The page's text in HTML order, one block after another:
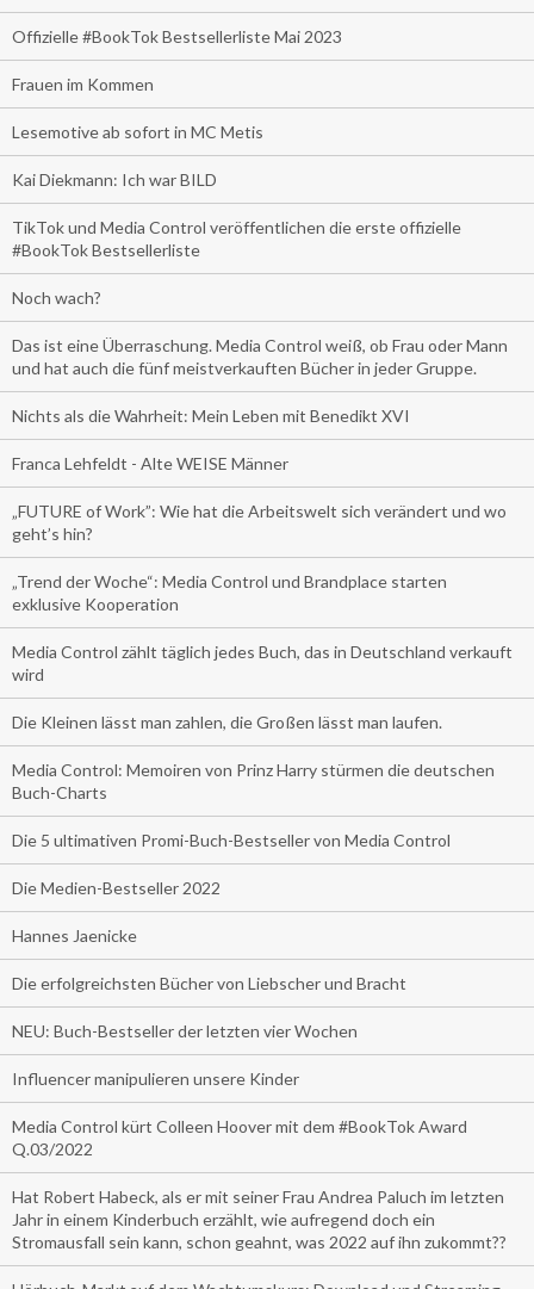
Offizielle #BookTok Bestsellerliste Mai 2023
Frauen im Kommen
Lesemotive ab sofort in MC Metis
Kai Diekmann: Ich war BILD
TikTok und Media Control veröffentlichen die erste offizielle
#BookTok Bestsellerliste
Noch wach?
Das ist eine Überraschung. Media Control weiß, ob Frau oder Mann
und hat auch die fünf meistverkauften Bücher in jeder Gruppe.
Nichts als die Wahrheit: Mein Leben mit Benedikt XVI
Franca Lehfeldt - Alte WEISE Männer
„FUTURE of Work”: Wie hat die Arbeitswelt sich verändert und wo
geht’s hin?
„Trend der Woche“: Media Control und Brandplace starten
exklusive Kooperation
Media Control zählt täglich jedes Buch, das in Deutschland verkauft
wird
Die Kleinen lässt man zahlen, die Großen lässt man laufen.
Media Control: Memoiren von Prinz Harry stürmen die deutschen
Buch-Charts
Die 5 ultimativen Promi-Buch-Bestseller von Media Control
Die Medien-Bestseller 2022
Hannes Jaenicke
Die erfolgreichsten Bücher von Liebscher und Bracht
NEU: Buch-Bestseller der letzten vier Wochen
Influencer manipulieren unsere Kinder
Media Control kürt Colleen Hoover mit dem #BookTok Award
Q.03/2022
Hat Robert Habeck, als er mit seiner Frau Andrea Paluch im letzten
Jahr in einem Kinderbuch erzählt, wie aufregend doch ein
Stromausfall sein kann, schon geahnt, was 2022 auf ihn zukommt??